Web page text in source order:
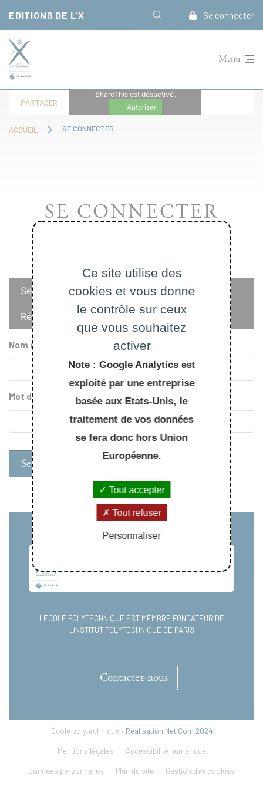
EDITIONS DE L'X Se connecter
Menu
ACCUEIL SE CONNECTER
PARTAGER
ShareThis est désactivé.
Autoriser
SE CONNECTER
Onglets
principaux
Se connecter
Réinitialiser votre mot de passe
Nom d'utilisateur
Mot de passe
L'ÉCOLE POLYTECHNIQUE EST MEMBRE FONDATEUR DE
L'INSTITUT POLYTECHNIQUE DE PARIS
Contactez-nous
École polytechnique • Réalisation Net.Com 2024
Mentions légales Accessibilité numérique
Données personnelles Plan du site Gestion des cookies
Ce site utilise des
cookies et vous donne
le contrôle sur ceux
que vous souhaitez
activer
Note : Google Analytics est
exploité par une entreprise
basée aux Etats-Unis, le
traitement de vos données
se fera donc hors Union
Européenne.
Tout accepter
Tout refuser
Personnaliser